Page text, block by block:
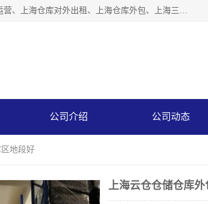
上海星力仓储服务有限公司从事：上海仓储服务、上海仓储库房、上海仓库代运营、上海仓库对外出租、上海仓库外包、上海三方仓储、上海电商仓储代发、上海电商代发货仓库、上海托管仓库、上海仓储配送。上海星力仓储服务有限公司现在拥有100个分仓、10万余平方的标准库房，精炼员工几百名，与几千家客户合作，公司已跻身上海仓储行业前列。欢迎来电咨询！
公司介绍 公司动态
地段好
上海云仓仓储仓库